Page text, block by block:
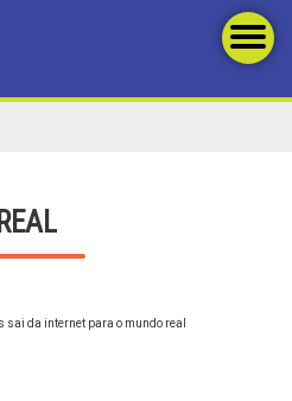
REAL